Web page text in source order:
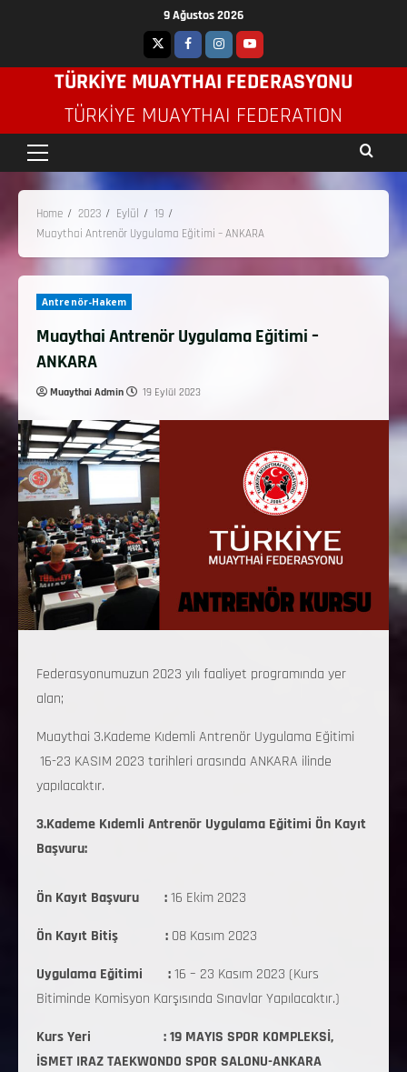
9 Ağustos 2026
TÜRKİYE MUAYTHAI FEDERASYONU
TÜRKIYE MUAYTHAI FEDERATION
Home 2023 Eylül
19
Muaythai Antrenör Uygulama Eğitimi – ANKARA
Antrenör-Hakem
Muaythai Antrenör Uygulama Eğitimi –
ANKARA
Muaythai Admin 19 Eylül 2023
Federasyonumuzun 2023 yılı faaliyet programında yer
alan;
Muaythai 3.Kademe Kıdemli Antrenör Uygulama Eğitimi
16-23 KASIM 2023 tarihleri arasında ANKARA ilinde
yapılacaktır.
3.Kademe Kıdemli Antrenör Uygulama Eğitimi Ön Kayıt
Başvuru:
Ön Kayıt Başvuru :16 Ekim 2023
Ön Kayıt Bitiş : 08 Kasım 2023
Uygulama Eğitimi :16 – 23 Kasım 2023 (Kurs
Bitiminde Komisyon Karşısında Sınavlar Yapılacaktır.)
Kurs Yeri : 19 MAYIS SPOR KOMPLEKSİ,
İSMET IRAZ TAEKWONDO SPOR SALONU-ANKARA